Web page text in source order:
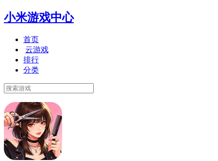
小米游戏中心
首页
云游戏
排行
分类